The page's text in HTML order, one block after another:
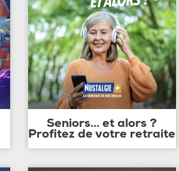
Seniors... et alors ?
Profitez de votre retraite